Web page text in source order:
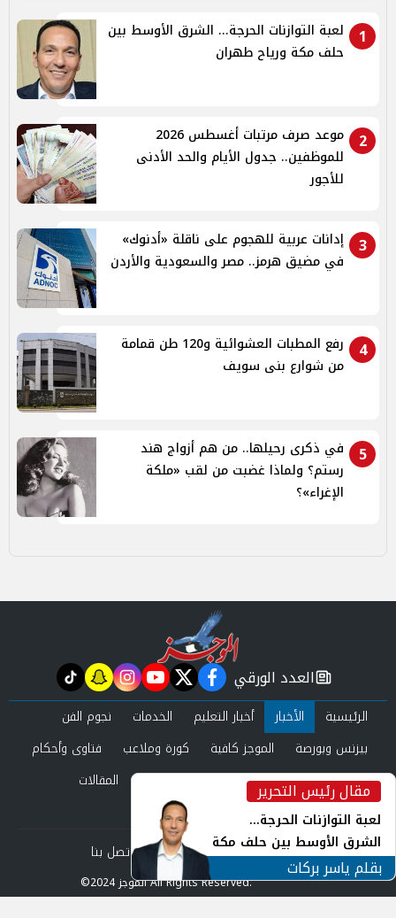
1
لعبة التوازنات الحرجة... الشرق الأوسط بين
حلف مكة ورياح طهران
2
موعد صرف مرتبات أغسطس 2026
للموظفين.. جدول الأيام والحد الأدنى
للأجور
3
إدانات عربية للهجوم على ناقلة «أدنوك»
في مضيق هرمز.. مصر والسعودية والأردن
4
رفع المطبات العشوائية و120 طن قمامة
من شوارع بنى سويف
5
في ذكرى رحيلها.. من هم أزواج هند
رستم؟ ولماذا غضبت من لقب «ملكة
الإغراء»؟
مقال رئيس التحرير
لعبة التوازنات الحرجة...
الشرق الأوسط بين حلف مكة
ورياح طهران
بقلم ياسر بركات
newspaper
العدد الورقي facebook
twitter
youtube
instagram
snapchat
tiktok
الرئيسية الأخبار أخبار التعليم الخدمات
نجوم الفن
بيزنس وبورصة
الموجز كافية كورة وملاعب
فتاوى وأحكام
صحة وجمال
عرب وعالم حوادث ومحاكم
المقالات
العدد الورقي
من نحن
سياسة الخصوصية اتصل بنا
©2024 الموجز All Rights Reserved.